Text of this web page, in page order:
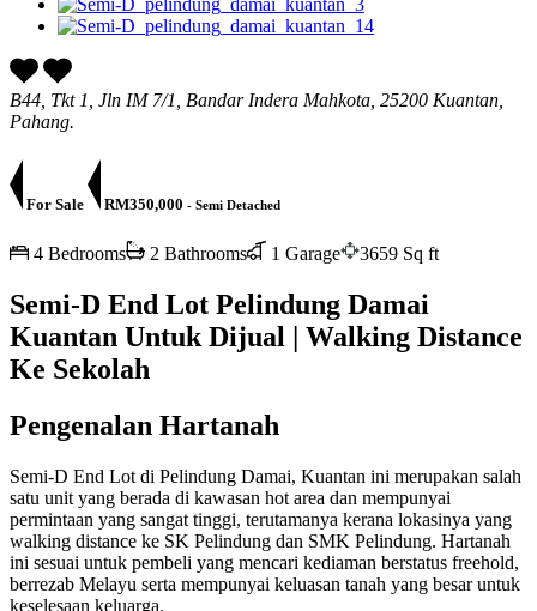
B44, Tkt 1, Jln IM 7/1, Bandar Indera Mahkota, 25200 Kuantan,
Pahang.
For Sale RM350,000 - Semi Detached
4 Bedrooms 2 Bathrooms 1 Garage 3659 Sq ft
Semi-D End Lot Pelindung Damai
Kuantan Untuk Dijual | Walking Distance
Ke Sekolah
Pengenalan Hartanah
Semi-D End Lot di Pelindung Damai, Kuantan ini merupakan salah
satu unit yang berada di kawasan hot area dan mempunyai
permintaan yang sangat tinggi, terutamanya kerana lokasinya yang
walking distance ke SK Pelindung dan SMK Pelindung. Hartanah
ini sesuai untuk pembeli yang mencari kediaman berstatus freehold,
berrezab Melayu serta mempunyai keluasan tanah yang besar untuk
keselesaan keluarga.